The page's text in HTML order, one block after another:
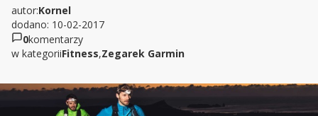
autor:Kornel
dodano: 10-02-2017
0komentarzy
w kategoriiFitness,Zegarek Garmin